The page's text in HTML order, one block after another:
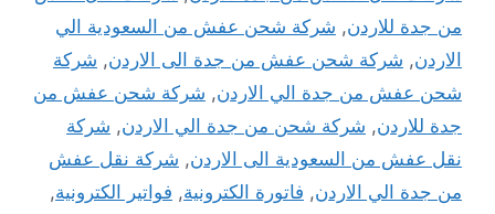
من جدة للاردن, شركة شحن عفش من السعودية الي
الاردن, شركة شحن عفش من جدة الى الاردن, شركة
شحن عفش من جدة الي الاردن, شركة شحن عفش من
جدة للاردن, شركة شحن من جدة الي الاردن, شركة
نقل عفش من السعودية الى الاردن, شركة نقل عفش
من جدة الي الاردن, فاتورة الكترونية, فواتير الكترونية,